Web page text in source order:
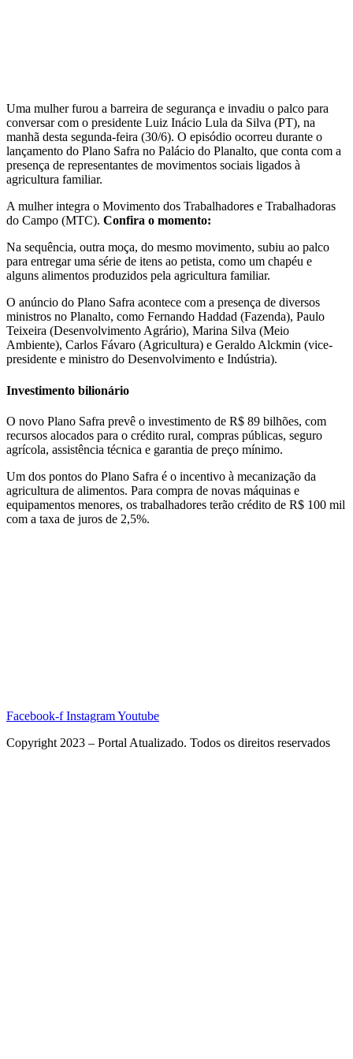
Uma mulher furou a barreira de segurança e invadiu o palco para
conversar com o presidente Luiz Inácio Lula da Silva (PT), na
manhã desta segunda-feira (30/6). O episódio ocorreu durante o
lançamento do Plano Safra no Palácio do Planalto, que conta com a
presença de representantes de movimentos sociais ligados à
agricultura familiar.
A mulher integra o Movimento dos Trabalhadores e Trabalhadoras
do Campo (MTC). Confira o momento:
Na sequência, outra moça, do mesmo movimento, subiu ao palco
para entregar uma série de itens ao petista, como um chapéu e
alguns alimentos produzidos pela agricultura familiar.
O anúncio do Plano Safra acontece com a presença de diversos
ministros no Planalto, como Fernando Haddad (Fazenda), Paulo
Teixeira (Desenvolvimento Agrário), Marina Silva (Meio
Ambiente), Carlos Fávaro (Agricultura) e Geraldo Alckmin (vice-
presidente e ministro do Desenvolvimento e Indústria).
Investimento bilionário
O novo Plano Safra prevê o investimento de R$ 89 bilhões, com
recursos alocados para o crédito rural, compras públicas, seguro
agrícola, assistência técnica e garantia de preço mínimo.
Um dos pontos do Plano Safra é o incentivo à mecanização da
agricultura de alimentos. Para compra de novas máquinas e
equipamentos menores, os trabalhadores terão crédito de R$ 100 mil
com a taxa de juros de 2,5%.
Facebook-f InstagramYoutube
Copyright 2023 – Portal Atualizado. Todos os direitos reservados